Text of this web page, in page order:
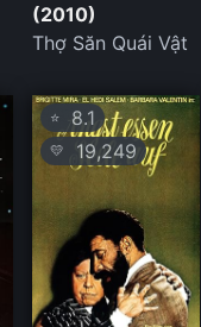
(2010)
Thợ Săn Quái Vật
⭐ 8.1
💛 19,249